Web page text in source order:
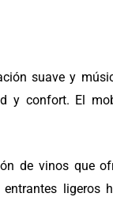
suave y
y confort. El
de vinos que
ligeros